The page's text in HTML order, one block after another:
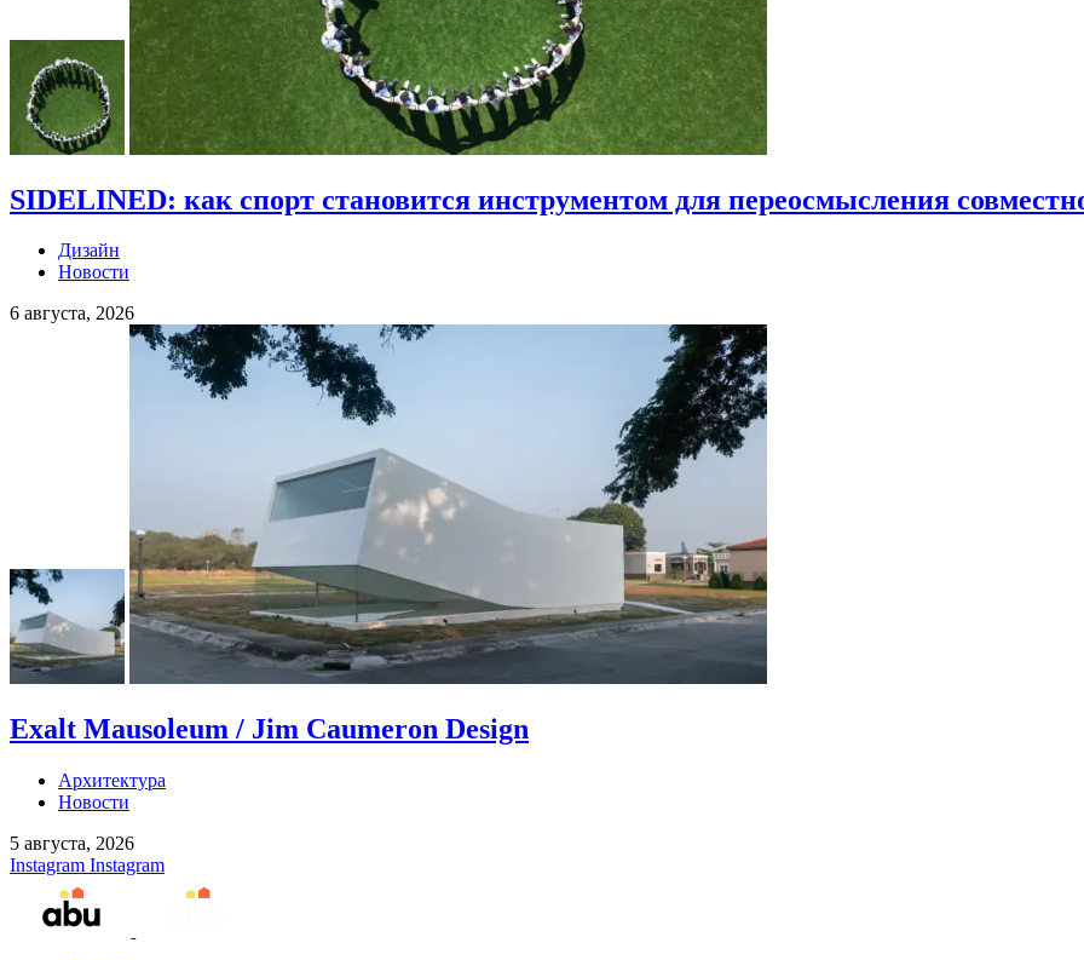
SIDELINED: как спорт становится инструментом для переосмысления
Дизайн
Новости
6 августа, 2026
Exalt Mausoleum / Jim Caumeron Design
Архитектура
Новости
5 августа, 2026
Instagram Instagram